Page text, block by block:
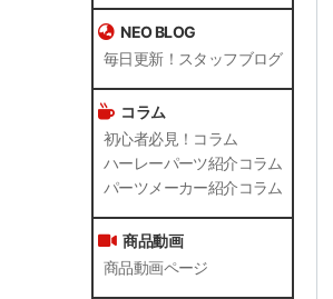
NEO BLOG
毎日更新！スタッフブログ
コラム
初心者必見！コラム
ハーレーパーツ紹介コラム
パーツメーカー紹介コラム
商品動画
商品動画ページ